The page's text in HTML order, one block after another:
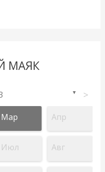
МАЯК
▼ >
Мар Апр
Июл Авг